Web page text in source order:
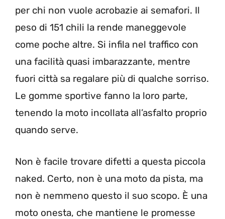
per chi non vuole acrobazie ai semafori. Il
peso di 151 chili la rende maneggevole
come poche altre. Si infila nel traffico con
una facilità quasi imbarazzante, mentre
fuori città sa regalare più di qualche sorriso.
Le gomme sportive fanno la loro parte,
tenendo la moto incollata all’asfalto proprio
quando serve.
Non è facile trovare difetti a questa piccola
naked. Certo, non è una moto da pista, ma
non è nemmeno questo il suo scopo. È una
moto onesta, che mantiene le promesse